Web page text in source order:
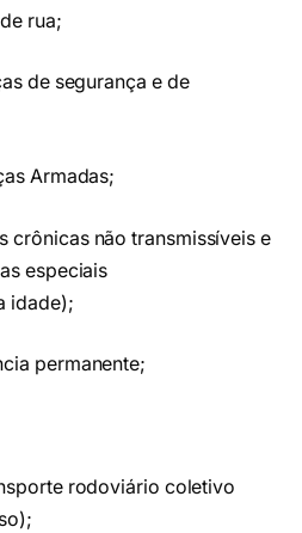
rua;
de segurança e de
Armadas;
crônicas não transmissíveis e
especiais
idade);
permanente;
rodoviário coletivo